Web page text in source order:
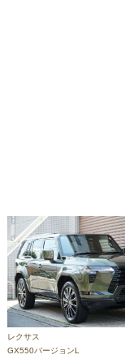
レクサス
GX550バージョンL